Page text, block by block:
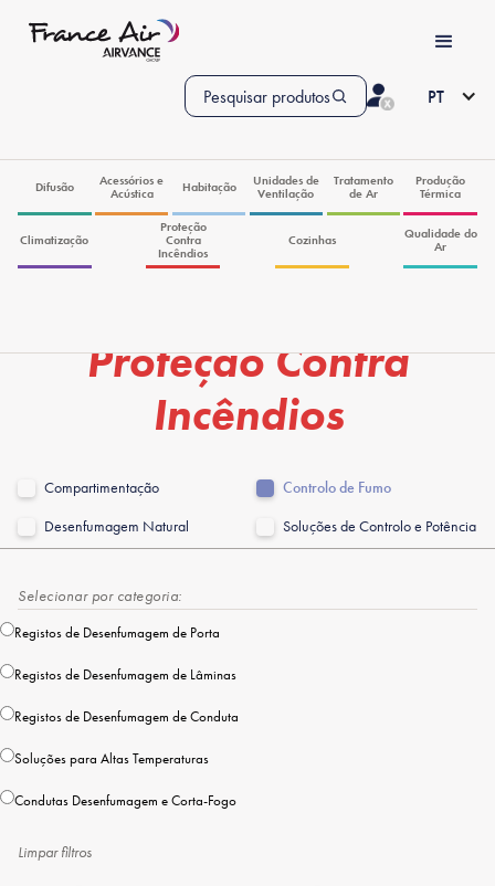
Pesquisar produtos PT
Difusão
Acessórios e
Acústica
Habitação
Unidades de
Ventilação
Tratamento
de Ar
Produção
Térmica
Climatização
Proteção
Contra
Incêndios
Cozinhas
Qualidade do
Ar
Proteção Contra
Incêndios
Compartimentação Controlo de Fumo
Desenfumagem Natural Soluções de Controlo e Potência
Selecionar por categoria:
Registos de Desenfumagem de Porta
Registos de Desenfumagem de Lâminas
Registos de Desenfumagem de Conduta
Soluções para Altas Temperaturas
Condutas Desenfumagem e Corta-Fogo
Limpar filtros